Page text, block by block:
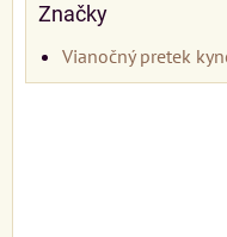
Značky
Vianočný pretek